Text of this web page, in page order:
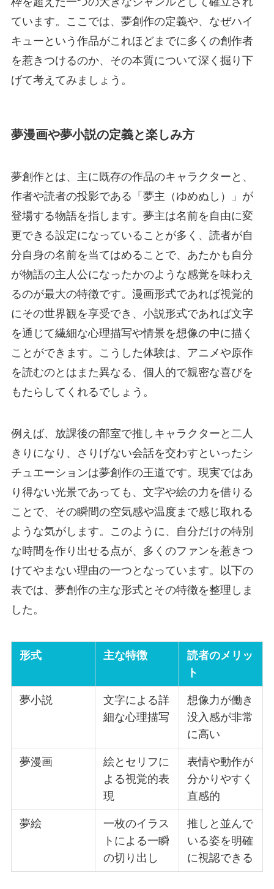
ています。ここでは、夢創作の定義や、なぜハイ
キューという作品がこれほどまでに多くの創作者
を惹きつけるのか、その本質について深く掘り下
げて考えてみましょう。
夢漫画や夢小説の定義と楽しみ方
夢創作とは、主に既存の作品のキャラクターと、
作者や読者の投影である「夢主（ゆめぬし）」が
登場する物語を指します。夢主は名前を自由に変
更できる設定になっていることが多く、読者が自
分自身の名前を当てはめることで、あたかも自分
が物語の主人公になったかのような感覚を味わえ
るのが最大の特徴です。漫画形式であれば視覚的
にその世界観を享受でき、小説形式であれば文字
を通じて繊細な心理描写や情景を想像の中に描く
ことができます。こうした体験は、アニメや原作
を読むのとはまた異なる、個人的で親密な喜びを
もたらしてくれるでしょう。
例えば、放課後の部室で推しキャラクターと二人
きりになり、さりげない会話を交わすといったシ
チュエーションは夢創作の王道です。現実ではあ
り得ない光景であっても、文字や絵の力を借りる
ことで、その瞬間の空気感や温度まで感じ取れる
ような気がします。このように、自分だけの特別
な時間を作り出せる点が、多くのファンを惹きつ
けてやまない理由の一つとなっています。以下の
表では、夢創作の主な形式とその特徴を整理しま
した。
形式 主な特徴
読者のメリッ
ト
夢小説
文字による詳
細な心理描写
想像力が働き
没入感が非常
に高い
夢漫画
絵とセリフに
よる視覚的表
現
表情や動作が
分かりやすく
直感的
夢絵
一枚のイラス
トによる一瞬
の切り出し
推しと並んで
いる姿を明確
に視認できる